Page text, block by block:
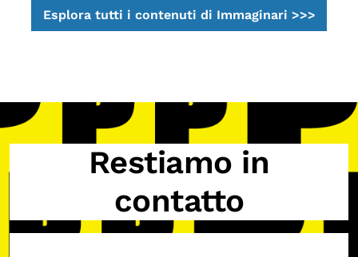
Esplora tutti i contenuti di Immaginari >>>
Restiamo in
contatto